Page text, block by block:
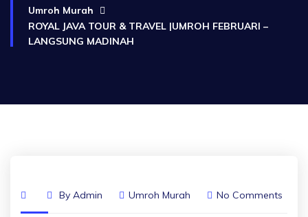
Umroh Murah
ROYAL JAVA TOUR & TRAVEL |UMROH FEBRUARI –
LANGSUNG MADINAH
By Admin Umroh Murah No Comments